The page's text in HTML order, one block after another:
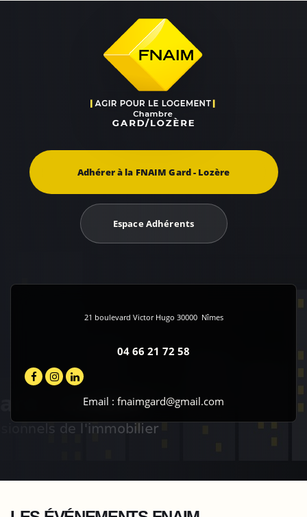
Adhérer à la FNAIM Gard - Lozère
Espace Adhérents
21 boulevard Victor Hugo 30000 Nîmes
04 66 21 72 58
Email : fnaimgard@gmail.com